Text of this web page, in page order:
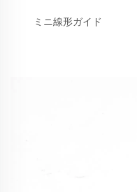
ミニ線形ガイド